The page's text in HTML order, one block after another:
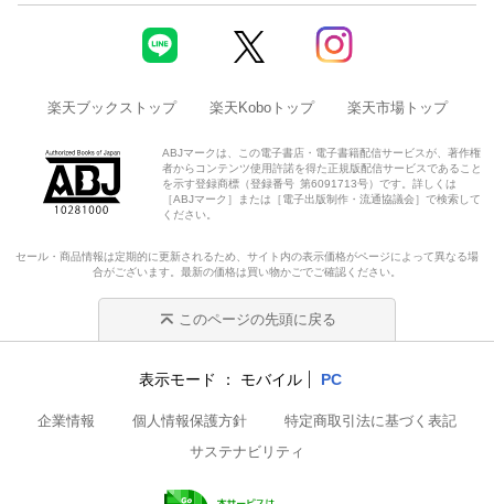
楽天ブックストップ 楽天Koboトップ 楽天市場トップ
ABJマークは、この電子書店・電子書籍配信サービスが、著作権
者からコンテンツ使用許諾を得た正規版配信サービスであること
を示す登録商標（登録番号 第6091713号）です。詳しくは
［ABJマーク］または［電子出版制作・流通協議会］で検索して
ください。
セール・商品情報は定期的に更新されるため、サイト内の表示価格がページによって異なる場
合がございます。最新の価格は買い物かごでご確認ください。
このページの先頭に戻る
表示モード モバイル PC
企業情報 個人情報保護方針
特定商取引法に基づく表記
サステナビリティ